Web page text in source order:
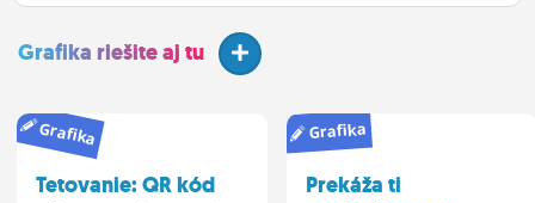
Grafika riešite aj tu
Grafika
Tetovanie: QR kód
Grafika
Prekáža ti